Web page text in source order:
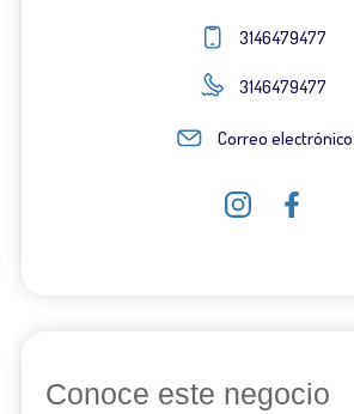
3146479477
3146479477
Correo electrónico
Conoce este negocio